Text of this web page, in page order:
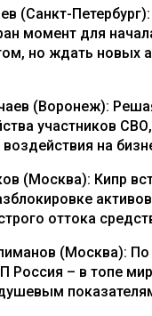
(Санкт-
момент для
но ждать новых
(Воронеж):
участников
воздействия на
(Москва): Кипр
оттока
(Москва):
Россия – в топе